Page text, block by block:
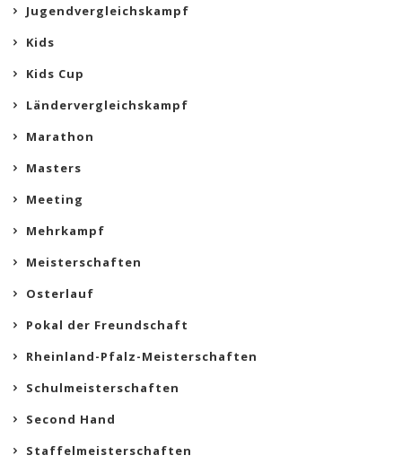
Jugendvergleichskampf
Kids
Kids Cup
Ländervergleichskampf
Marathon
Masters
Meeting
Mehrkampf
Meisterschaften
Osterlauf
Pokal der Freundschaft
Rheinland-Pfalz-Meisterschaften
Schulmeisterschaften
Second Hand
Staffelmeisterschaften